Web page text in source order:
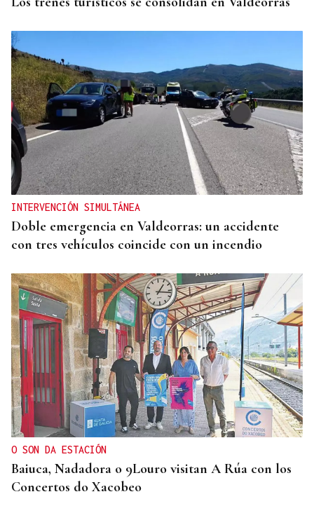
INTERVENCIÓN SIMULTÁNEA
Doble emergencia en Valdeorras: un accidente
con tres vehículos coincide con un incendio
O SON DA ESTACIÓN
Baiuca, Nadadora o 9Louro visitan A Rúa con los
Concertos do Xacobeo